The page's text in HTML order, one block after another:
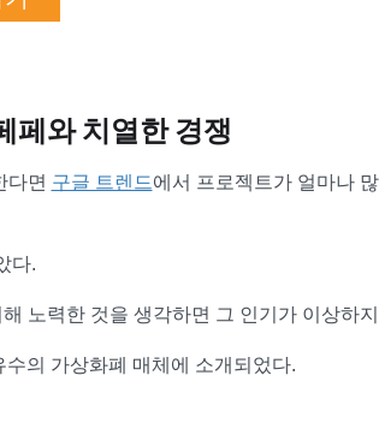
페와 치열한 경쟁
다면 구글 트렌드에서 프로젝트가 얼마나
다.
노력한 것을 생각하면 그 인기가 이상하
수의 가상화폐 매체에 소개되었다.